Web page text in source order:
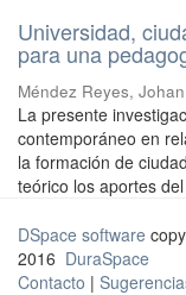
Universidad,
para una
Méndez Reyes, Johan
La presente
contemporáneo en
la formación de
teórico los aportes
DSpace software
2016 DuraSpace
Contacto |